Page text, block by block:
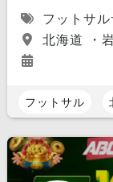
フットサ
北海道 ・
フットサル